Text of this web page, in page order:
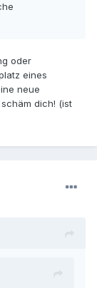
oder
eines
neue
dich! (ist